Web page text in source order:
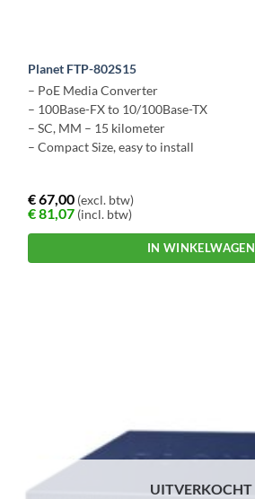
Planet FTP-802S15
– PoE Media Converter
– 100Base-FX to 10/100Base-TX
– SC, MM – 15 kilometer
– Compact Size, easy to install
€67,00 (excl. btw)
€81,07 (incl. btw)
IN WINKELWAGEN
UITVERKOCHT